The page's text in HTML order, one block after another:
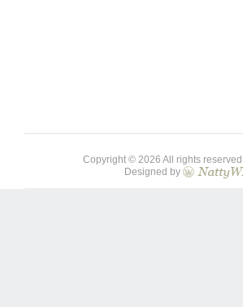
Copyright © 2026 All rights reserved.
Designed by